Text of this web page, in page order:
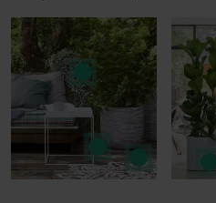
Press to skip carousel
Press to skip carousel